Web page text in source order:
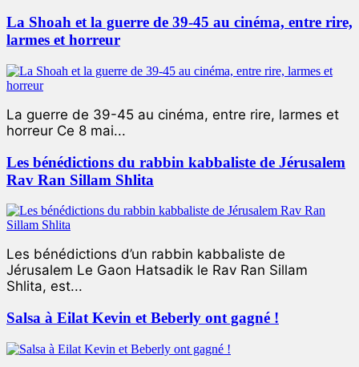
La Shoah et la guerre de 39-45 au cinéma, entre rire,
larmes et horreur
La guerre de 39-45 au cinéma, entre rire, larmes et
horreur Ce 8 mai...
Les bénédictions du rabbin kabbaliste de Jérusalem
Rav Ran Sillam Shlita
Les bénédictions d’un rabbin kabbaliste de
Jérusalem Le Gaon Hatsadik le Rav Ran Sillam
Shlita, est...
Salsa à Eilat Kevin et Beberly ont gagné !